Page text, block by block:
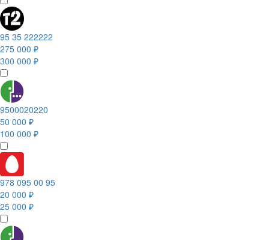
95 35 222222
275 000 ₽
300 000 ₽
9500020220
50 000 ₽
100 000 ₽
978 095 00 95
20 000 ₽
25 000 ₽